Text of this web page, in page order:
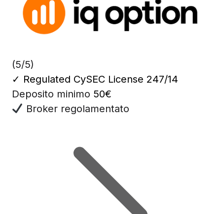
(5/5)
✓ Regulated CySEC License 247/14
Deposito minimo 50€
Broker regolamentato